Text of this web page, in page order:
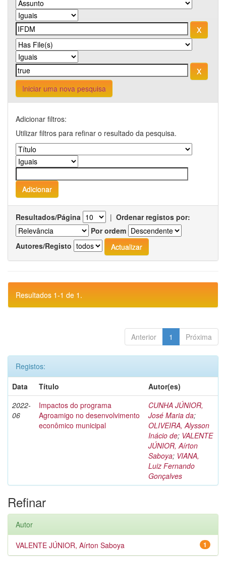
Iniciar uma nova pesquisa
Adicionar filtros:
Utilizar filtros para refinar o resultado da pesquisa.
Resultados/Página | Ordenar registos por:
Por ordem
Autores/Registo
Resultados 1-1 de 1.
Anterior 1 Próxima
Registos:
Data
Título
Autor(es)
2022-
06
Impactos do programa
Agroamigo no desenvolvimento
econômico municipal
CUNHA JÚNIOR,
José Maria da;
OLIVEIRA, Alysson
Inácio de; VALENTE
JÚNIOR, Aírton
Saboya; VIANA,
Luiz Fernando
Gonçalves
Refinar
Autor
1
VALENTE JÚNIOR, Aírton Saboya